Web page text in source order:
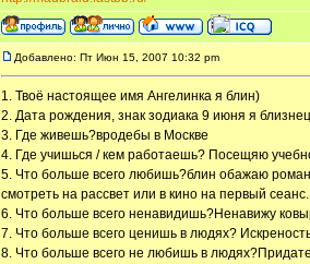
Добавлено: Пт Июн 15, 2007 10:32 pm
1. Твоё настоящее имя Ангелинка я блин)
2. Дата рождения, знак зодиака 9 июня я
3. Где живешь?вродебы в Москве
4. Где учишься / кем работаешь? Посещяю
5. Что больше всего любишь?блин обажаю
смотреть на рассвет или в кино на первый
6. Что больше всего ненавидишь?Ненавижу
7. Что больше всего ценишь в людях?
8. Что больше всего не любишь в